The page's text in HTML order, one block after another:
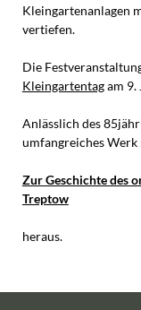
Kleingartenanlagen
vertiefen.
Die
Kleingartentagam 9.
Anlässlich des
umfangreiches
Zur Geschichte des
Treptow
heraus.